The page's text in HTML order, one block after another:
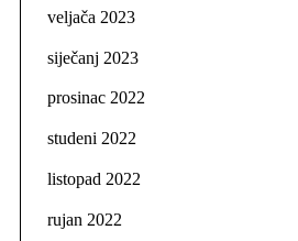
veljača 2023
siječanj 2023
prosinac 2022
studeni 2022
listopad 2022
rujan 2022